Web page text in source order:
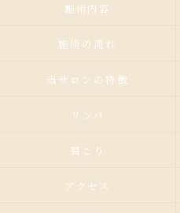
施術内容
施術の流れ
当サロンの特徴
リンパ
肩こり
アクセス